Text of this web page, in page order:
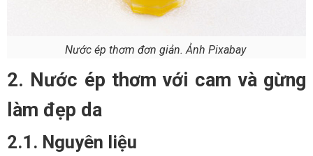
Nước ép thơm đơn giản. Ảnh Pixabay
2. Nước ép thơm với cam và gừng
làm đẹp da
2.1. Nguyên liệu